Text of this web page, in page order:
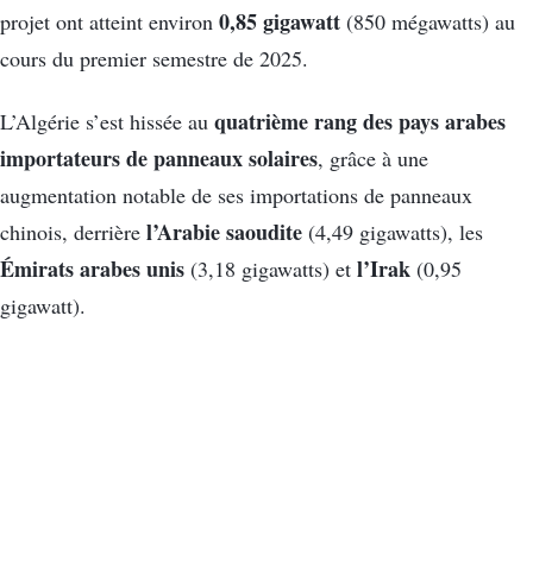
projet ont atteint environ 0,85 gigawatt (850 mégawatts) au
cours du premier semestre de 2025.
L’Algérie s’est hissée au quatrième rang des pays arabes
importateurs de panneaux solaires, grâce à une
augmentation notable de ses importations de panneaux
chinois, derrière l’Arabie saoudite (4,49 gigawatts), les
Émirats arabes unis (3,18 gigawatts) et l’Irak (0,95
gigawatt).